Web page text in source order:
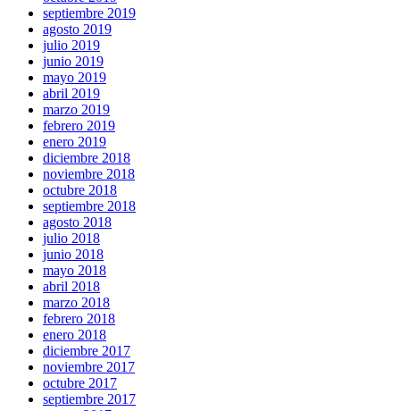
septiembre 2019
agosto 2019
julio 2019
junio 2019
mayo 2019
abril 2019
marzo 2019
febrero 2019
enero 2019
diciembre 2018
noviembre 2018
octubre 2018
septiembre 2018
agosto 2018
julio 2018
junio 2018
mayo 2018
abril 2018
marzo 2018
febrero 2018
enero 2018
diciembre 2017
noviembre 2017
octubre 2017
septiembre 2017